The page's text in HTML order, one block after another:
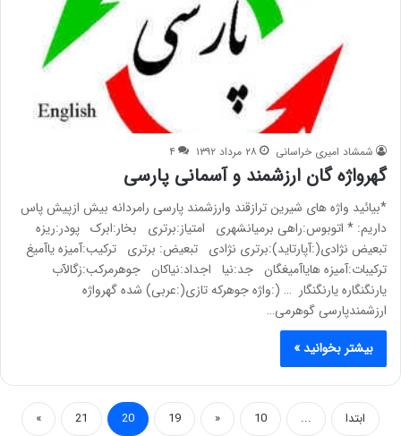
شمشاد امیری خراسانی ۲۸ مرداد ۱۳۹۲ ۴
گهرواژه گان ارزشمند و آسمانی پارسی
*بیائید واژه های شیرین ترازقند وارزشمند پارسی رامردانه بیش ازپیش پاس
داریم: * اتوبوس:راهی برمیانشهری امتیاز:برتری بخار:ابرک پودر:ریزه
تبعیض نژادی(:آپارتاید):برتری نژادی تبعیض: برتری ترکیب:آمیزه یاآمیغ
ترکیبات:آمیزه هایاآمیغگان جد:نیا اجداد:نیاکان جوهرمرکب:زگالآب
یارنگنگاره یارنگنگار … (:واژه جوهرکه تازی(:عربی) شده گهرواژه
ارزشمندپارسی گوهرمی…
بیشتر بخوانید »
ابتدا ...
10
«
19
20
21
»